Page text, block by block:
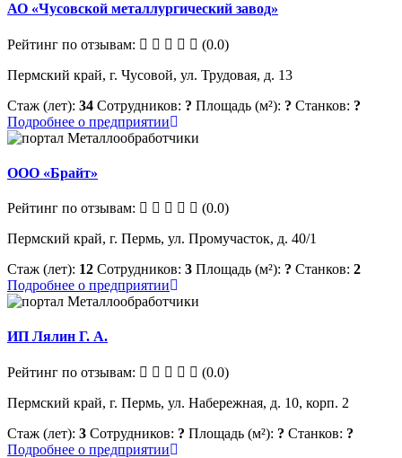
АО «Чусовской металлургический завод»
Рейтинг по отзывам:
(0.0)
Пермский край, г. Чусовой, ул. Трудовая, д. 13
Стаж (лет): 34 Сотрудников: ? Площадь (м²): ? Станков: ?
Подробнее о предприятии
ООО «Брайт»
Рейтинг по отзывам:
(0.0)
Пермский край, г. Пермь, ул. Промучасток, д. 40/1
Стаж (лет): 12 Сотрудников: 3 Площадь (м²): ? Станков: 2
Подробнее о предприятии
ИП Лялин Г. А.
Рейтинг по отзывам:
(0.0)
Пермский край, г. Пермь, ул. Набережная, д. 10, корп. 2
Стаж (лет): 3 Сотрудников: ? Площадь (м²): ? Станков: ?
Подробнее о предприятии